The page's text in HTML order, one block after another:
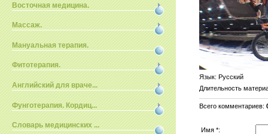
Восточная медицина.
Массаж.
Мануальная терапия.
Фитотерапия.
Английский для враче...
Фунготерапия. Кордиц...
Словарь медицинских ...
Язык: Русский
Длительность
Всего комментариев:
Имя *: